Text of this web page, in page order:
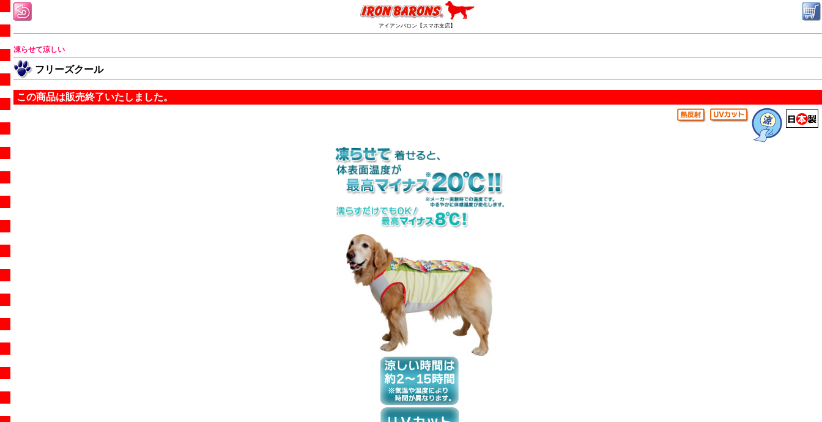
アイアンバロン【スマホ支店】
凍らせて涼しい
フリーズクール
この商品は販売終了いたしました。